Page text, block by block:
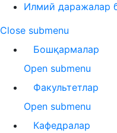
Илмий даражалар
Close submenu
Бошқармалар
Open submenu
Факультетлар
Open submenu
Кафедралар